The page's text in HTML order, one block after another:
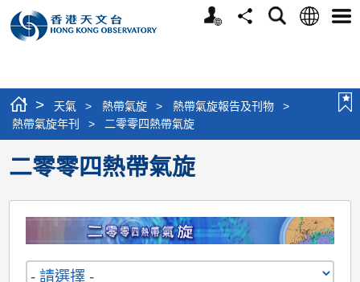
個
分
搜
語
選
> 天氣 > 熱帶氣旋 > 熱帶氣旋報告及刊物
>
熱帶氣旋年刊
> 二零零四熱帶氣旋
二零零四熱帶氣旋